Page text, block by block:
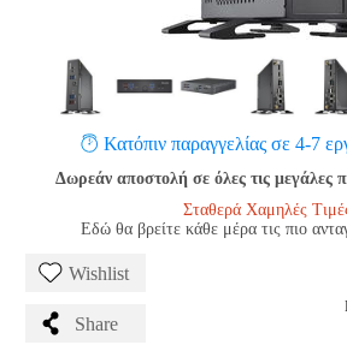
Κατόπιν παραγγελίας σε 4-7
Δωρεάν αποστολή σε όλες τις μεγάλες
Σταθερά Χαμηλές
Εδώ θα βρείτε κάθε μέρα τις πιο
Wishlist
Share